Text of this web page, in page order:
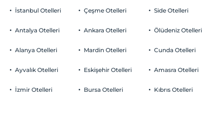
İstanbul Otelleri
Antalya Otelleri
Alanya Otelleri
Ayvalık Otelleri
İzmir Otelleri
Çeşme Otelleri
Ankara Otelleri
Mardin Otelleri
Eskişehir Otelleri
Bursa Otelleri
Side Otelleri
Ölüdeniz Otelleri
Cunda Otelleri
Amasra Otelleri
Kıbrıs Otelleri